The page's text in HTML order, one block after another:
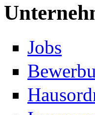
Jobs